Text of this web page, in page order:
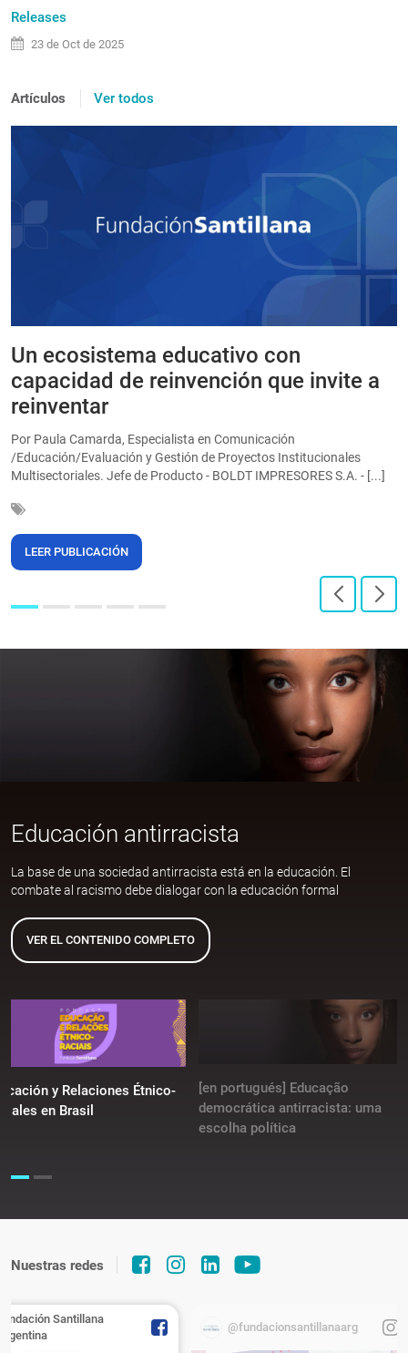
Releases
23 de Oct de 2025
Artículos Ver todos
Un ecosistema educativo con
capacidad de reinvención que invite a
reinventar
Por Paula Camarda, Especialista en Comunicación
/Educación/Evaluación y Gestión de Proyectos Institucionales
Multisectoriales. Jefe de Producto - BOLDT IMPRESORES S.A. - [...]
LEER PUBLICACIÓN
Educación antirracista
La base de una sociedad antirracista está en la educación. El
combate al racismo debe dialogar con la educación formal
VER EL CONTENIDO COMPLETO
y Relaciones Étnico-
en Brasil
[en portugués] Educação
democrática antirracista: uma
escolha política
Nuestras redes
Santillana
@fundacionsantillanaarg